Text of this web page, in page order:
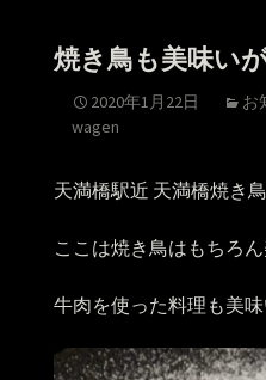
焼き鳥も美味い
2020年1月22日 お
wagen
天満橋駅近 天満橋焼き
ここは焼き鳥はもちろ
牛肉を使った料理も美味